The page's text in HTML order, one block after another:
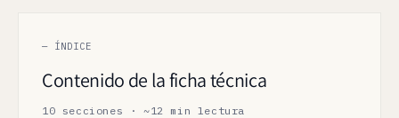
— ÍNDICE
Contenido de la ficha técnica
10 secciones · ~12 min lectura